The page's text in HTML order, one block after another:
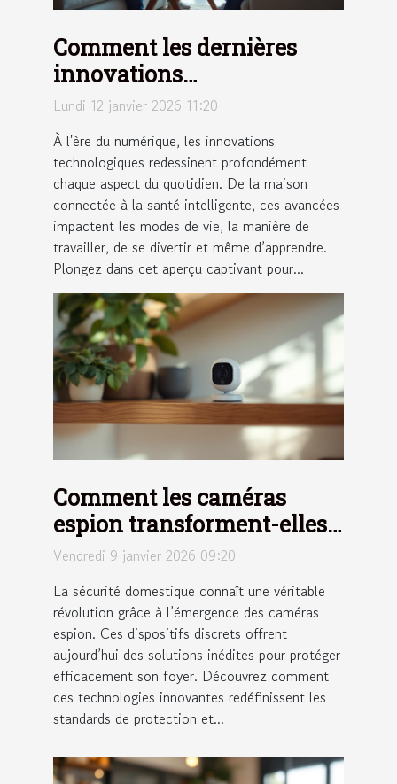
Comment les dernières
innovations
technologiques
transforment-elles notre
quotidien ?
Lundi 12 janvier 2026 11:20
À l'ère du numérique, les innovations
technologiques redessinent profondément
chaque aspect du quotidien. De la maison
connectée à la santé intelligente, ces avancées
impactent les modes de vie, la manière de
travailler, de se divertir et même d’apprendre.
Plongez dans cet aperçu captivant pour...
Comment les caméras
espion transforment-elles
la sécurité domestique ?
Vendredi 9 janvier 2026 09:20
La sécurité domestique connaît une véritable
révolution grâce à l’émergence des caméras
espion. Ces dispositifs discrets offrent
aujourd’hui des solutions inédites pour protéger
efficacement son foyer. Découvrez comment
ces technologies innovantes redéfinissent les
standards de protection et...